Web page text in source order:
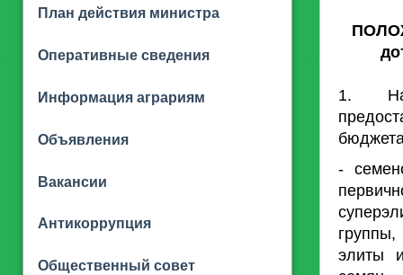
План действия министра
Оперативные сведения
Информация аграриям
Объявления
Вакансии
Антикоррупция
Общественный совет
1.
-
элиты